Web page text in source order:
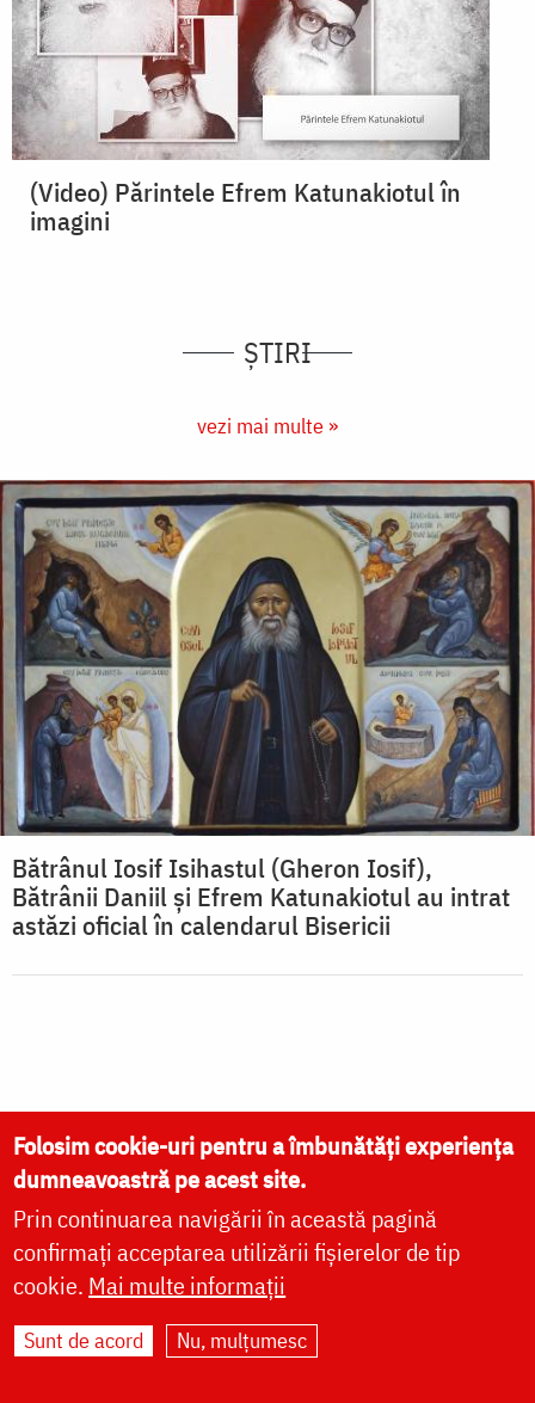
(Video) Părintele Efrem Katunakiotul în
imagini
ȘTIRI
vezi mai multe »
Bătrânul Iosif Isihastul (Gheron Iosif),
Bătrânii Daniil și Efrem Katunakiotul au intrat
astăzi oficial în calendarul Bisericii
Folosim cookie-uri pentru a îmbunătăți experiența
dumneavoastră pe acest site.
Prin continuarea navigării în această pagină
confirmați acceptarea utilizării fișierelor de tip
cookie. Mai multe informații
Sunt de acord Nu, mulțumesc